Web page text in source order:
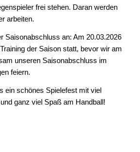
frei stehen. Daran werden
arbeiten.
Saisonabschluss an: Am 20.03.2026
der Saison statt, bevor wir am
unseren Saisonabschluss im
feiern.
ein schönes Spielefest mit viel
ganz viel Spaß am Handball!